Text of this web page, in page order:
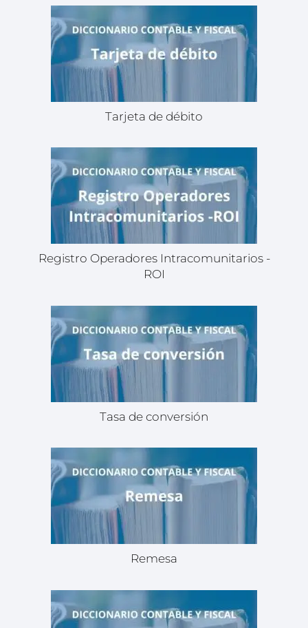
Tarjeta de débito
Registro Operadores Intracomunitarios -
ROI
Tasa de conversión
Remesa